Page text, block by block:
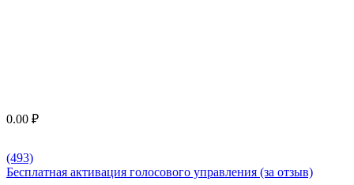
0.00 ₽
(493)
Бесплатная активация голосового управления (за отзыв)